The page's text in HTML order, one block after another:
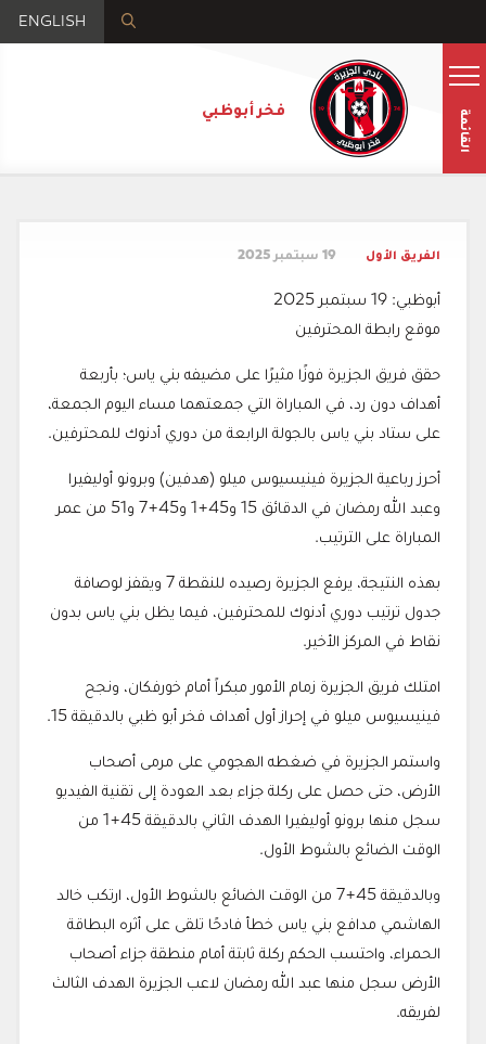
ENGLISH
فخر أبوظبي القائمة
الفريق الأول 19 سبتمبر 2025
أبوظبي: 19 سبتمبر 2025
موقع رابطة المحترفين
حقق فريق الجزيرة فوزًا مثيرًا على مضيفه بني ياس؛ بأربعة
أهداف دون رد، في المباراة التي جمعتهما مساء اليوم الجمعة،
على ستاد بني ياس بالجولة الرابعة من دوري أدنوك للمحترفين.
أحرز رباعية الجزيرة فينيسيوس ميلو (هدفين) وبرونو أوليفيرا
وعبد الله رمضان في الدقائق 15 و45+1 و45+7 و51 من عمر
المباراة على الترتيب.
بهذه النتيجة، يرفع الجزيرة رصيده للنقطة 7 ويقفز لوصافة
جدول ترتيب دوري أدنوك للمحترفين، فيما يظل بني ياس بدون
نقاط في المركز الأخير.
امتلك فريق الجزيرة زمام الأمور مبكراً أمام خورفكان، ونجح
فينيسيوس ميلو في إحراز أول أهداف فخر أبو ظبي بالدقيقة 15.
واستمر الجزيرة في ضغطه الهجومي على مرمى أصحاب
الأرض، حتى حصل على ركلة جزاء بعد العودة إلى تقنية الفيديو
سجل منها برونو أوليفيرا الهدف الثاني بالدقيقة 45+1 من
الوقت الضائع بالشوط الأول.
وبالدقيقة 45+7 من الوقت الضائع بالشوط الأول، ارتكب خالد
الهاشمي مدافع بني ياس خطأ فادحًا تلقى على أثره البطاقة
الحمراء، واحتسب الحكم ركلة ثابتة أمام منطقة جزاء أصحاب
الأرض سجل منها عبد الله رمضان لاعب الجزيرة الهدف الثالث
لفريقه.